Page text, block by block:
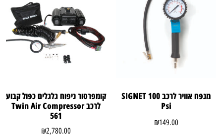
מנפח אוויר לרכב SIGNET 100
Psi
₪149.00
קומפרסור ניפוח גלגלים כפול קבוע
לרכב Twin Air Compressor
561
₪2,780.00